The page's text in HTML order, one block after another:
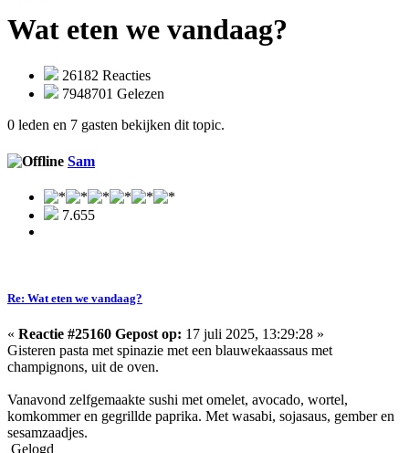
Wat eten we vandaag?
26182 Reacties
7948701 Gelezen
0 leden en 7 gasten bekijken dit topic.
Sam
7.655
Re: Wat eten we vandaag?
« Reactie #25160 Gepost op: 17 juli 2025, 13:29:28 »
Gisteren pasta met spinazie met een blauwekaassaus met
champignons, uit de oven.
Vanavond zelfgemaakte sushi met omelet, avocado, wortel,
komkommer en gegrillde paprika. Met wasabi, sojasaus, gember en
sesamzaadjes.
Gelogd